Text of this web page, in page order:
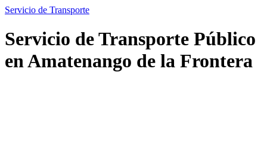
Servicio de Transporte
Servicio de Transporte Público
en Amatenango de la Frontera